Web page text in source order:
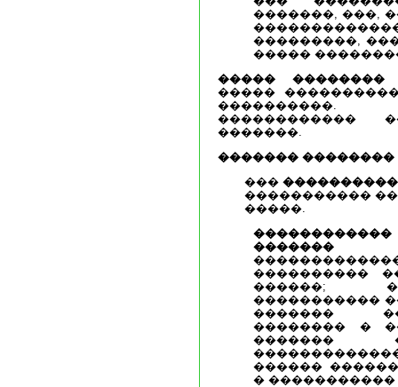
�������, ���,
���������,
�����
����� ��������
�����
����������.
������������
�������.
������� ��������
���
�����������
�����.
�������
����������
������;
�����������
�������
�������� �
�������
������
� �����������